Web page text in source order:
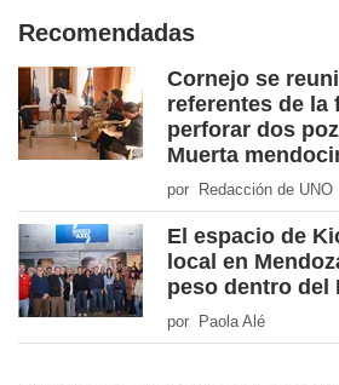
Recomendadas
Cornejo se
referentes de la
perforar dos
Muerta
por Redacción de UNO
El espacio de
local en
peso dentro del
por Paola Alé